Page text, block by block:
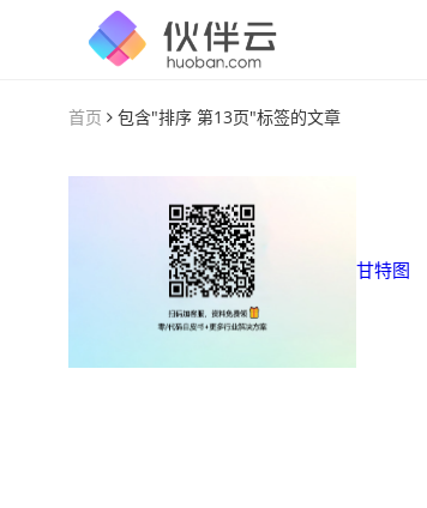
首页 包含"排序 第13页"标签的文章
甘特图